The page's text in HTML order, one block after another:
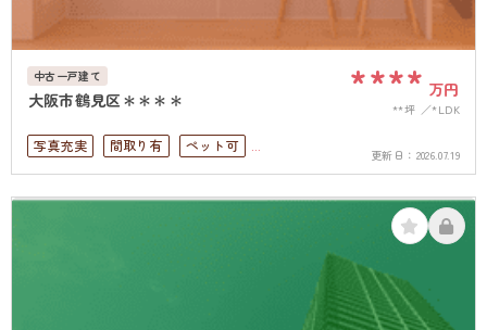
中古一戸建て
大阪市鶴見区＊＊＊＊ **** 万円
**坪 *LDK
写真充実 間取り有
ペット可
4LDK以上
駐車場１台無料 上下水道完備
更新日： 2026.07.19